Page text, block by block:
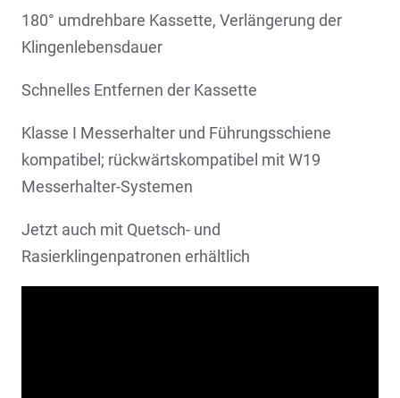
180° umdrehbare Kassette, Verlängerung der
Klingenlebensdauer
Schnelles Entfernen der Kassette
Klasse I Messerhalter und Führungsschiene
kompatibel; rückwärtskompatibel mit W19
Messerhalter-Systemen
Jetzt auch mit Quetsch- und
Rasierklingenpatronen erhältlich